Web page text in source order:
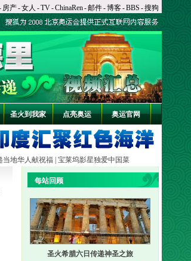
房产-女人 -TV-ChinaRen-邮件-博客-BBS -搜狗
圣火到我家 点亮奥运 奥运官网
当地华人献祝福| 宝莱坞影星独爱中国菜
每站回顾
圣火希腊六日传递神圣之旅